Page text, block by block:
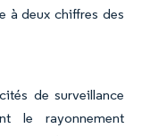
à deux chiffres des
de surveillance
le rayonnement